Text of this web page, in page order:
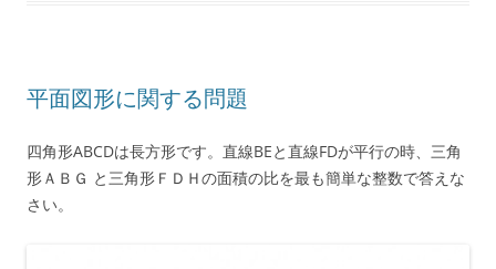
平面図形に関する問題
四角形ABCDは長方形です。直線BEと直線FDが平行の時、三角
形ＡＢＧ と三角形ＦＤＨの面積の比を最も簡単な整数で答えな
さい。